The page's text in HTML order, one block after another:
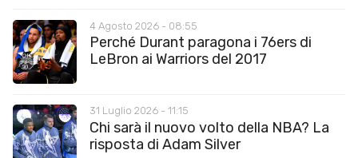
4 Agosto 2026 - 08:55
Perché Durant paragona i 76ers di
LeBron ai Warriors del 2017
31 Luglio 2026 - 11:15
Chi sarà il nuovo volto della NBA? La
risposta di Adam Silver